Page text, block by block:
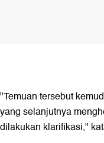
"Temuan tersebut
yang selanjutnya
dilakukan klarifikasi,"